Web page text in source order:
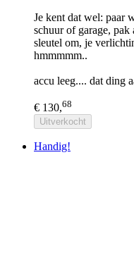
Je kent dat wel: paar
schuur of garage, pak
sleutel om, je
hmmmmm..
accu leeg.... dat ding
€ 130,68
Uitverkocht
Handig!